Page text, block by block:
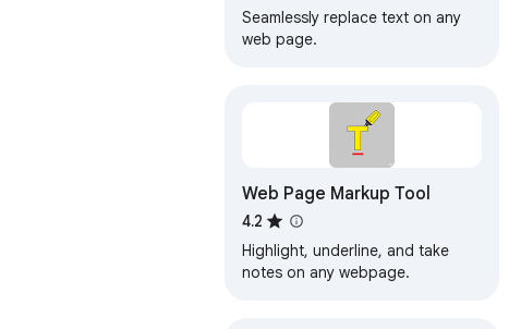
Seamlessly replace text on any
web page.
Web Page Markup Tool
4.2
Highlight, underline, and take
notes on any webpage.